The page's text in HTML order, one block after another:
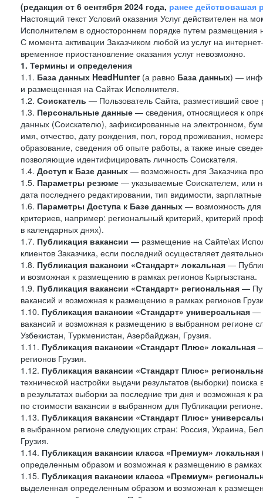
(редакция от 6 сентября 2024 года, ранее действовашая
Настоящий текст Условий оказания Услуг действителен на
Исполнителем в одностороннем порядке путем размещения
С момента активации Заказчиком любой из услуг на
временное приостановление оказания услуг невозможно.
1. Термины и определения
1.1. База данных HeadHunter(а равно База данных) —
и размещенная на Сайтах Исполнителя.
1.2. Соискатель — Пользователь Сайта, разместивший
1.3. Персональные данные — сведения, относящиеся к
данных (Соискателю), зафиксированные на электронном,
имя, отчество, дату рождения, пол, город проживания,
образование, сведения об опыте работы, а также иные
позволяющие идентифицировать личность Соискателя.
1.4. Доступ к Базе данных — возможность для Заказчика
1.5. Параметры резюме — указываемые Соискателем, или
дата последнего редактировании, тип видимости,
1.6. Параметры Доступа к Базе данных — возможность
критериев, например: региональный критерий, критерий
в календарных днях).
1.7. Публикация вакансии — размещение на Сайте\ах
клиентов Заказчика, если последний осуществляет
1.8. Публикация вакансии «Стандарт» локальная —
и возможная к размещению в рамках регионов Кыргызстана.
1.9. Публикация вакансии «Стандарт» региональная —
вакансий и возможная к размещению в рамках регионов
1.10. Публикация вакансии «Стандарт» универсальная —
вакансий и возможная к размещению в выбранном регионе
Узбекистан, Туркменистан, Азербайджан, Грузия.
1.11. Публикация вакансии «Стандарт Плюс» локальная
регионов Грузия.
1.12. Публикация вакансии «Стандарт Плюс»
технической настройки выдачи результатов (выборки)
в результатах выборки за последние три дня и возможная к
по стоимости вакансии в выбранном для Публикации регионе.
1.13. Публикация вакансии «Стандарт Плюс»
в выбранном регионе следующих стран: Россия, Украина,
Грузия.
1.14. Публикация вакансии класса «Премиум»
определенным образом и возможная к размещению в рамках
1.15. Публикация вакансии класса «Премиум»
выделенная определенным образом и возможная к